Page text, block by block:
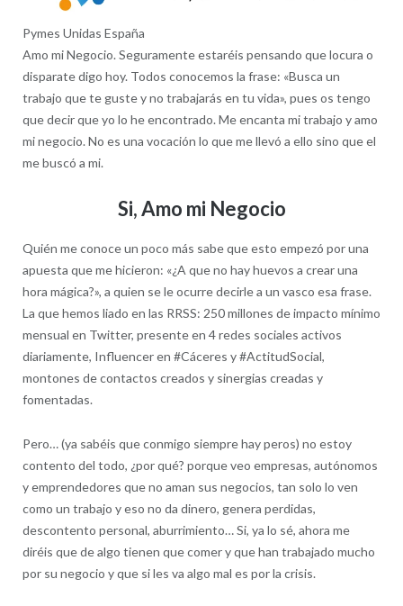
Pymes Unidas España
Amo mi Negocio. Seguramente estaréis pensando que locura o
disparate digo hoy. Todos conocemos la frase: «Busca un
trabajo que te guste y no trabajarás en tu vida», pues os tengo
que decir que yo lo he encontrado. Me encanta mi trabajo y amo
mi negocio. No es una vocación lo que me llevó a ello sino que el
me buscó a mi.
Si, Amo mi Negocio
Quién me conoce un poco más sabe que esto empezó por una
apuesta que me hicieron: «¿A que no hay huevos a crear una
hora mágica?», a quien se le ocurre decirle a un vasco esa frase.
La que hemos liado en las RRSS: 250 millones de impacto mínimo
mensual en Twitter, presente en 4 redes sociales activos
diariamente, Influencer en #Cáceres y #ActitudSocial,
montones de contactos creados y sinergias creadas y
fomentadas.
Pero… (ya sabéis que conmigo siempre hay peros) no estoy
contento del todo, ¿por qué? porque veo empresas, autónomos
y emprendedores que no aman sus negocios, tan solo lo ven
como un trabajo y eso no da dinero, genera perdidas,
descontento personal, aburrimiento… Si, ya lo sé, ahora me
diréis que de algo tienen que comer y que han trabajado mucho
por su negocio y que si les va algo mal es por la crisis.